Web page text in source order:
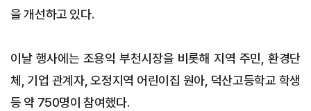
을 개선하고 있다.
이날 행사에는 조용익 부천시장을 비롯해 지역 주민, 환경단
체, 기업 관계자, 오정지역 어린이집 원아, 덕산고등학교 학생
등 약 750명이 참여했다.